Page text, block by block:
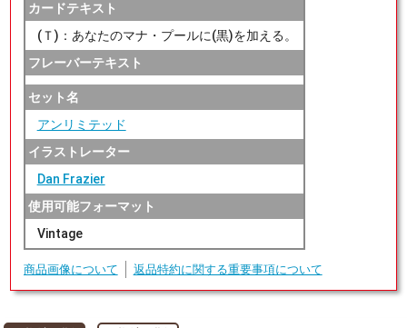
カードテキスト
(Ｔ)：あなたのマナ・プールに(黒)を加える。
フレーバーテキスト
セット名
アンリミテッド
イラストレーター
Dan Frazier
使用可能フォーマット
Vintage
商品画像について 返品特約に関する重要事項について